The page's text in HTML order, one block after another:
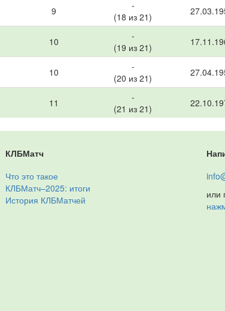
9
-
(18 из 21)
10
-
(19 из 21)
10
-
(20 из 21)
11
-
(21 из 21)
КЛБМатч
Что это такое
КЛБМатч–2025: итоги
История КЛБМатчей
или